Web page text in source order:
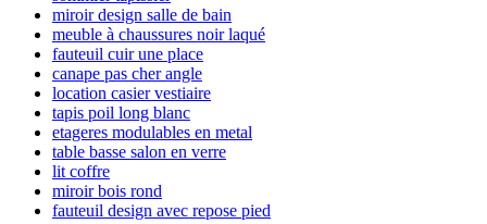
miroir design salle de bain
meuble à chaussures noir laqué
fauteuil cuir une place
canape pas cher angle
location casier vestiaire
tapis poil long blanc
etageres modulables en metal
table basse salon en verre
lit coffre
miroir bois rond
fauteuil design avec repose pied